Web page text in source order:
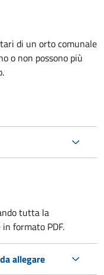
di un orto comunale
o non possono più
tutta la
formato PDF.
allegare